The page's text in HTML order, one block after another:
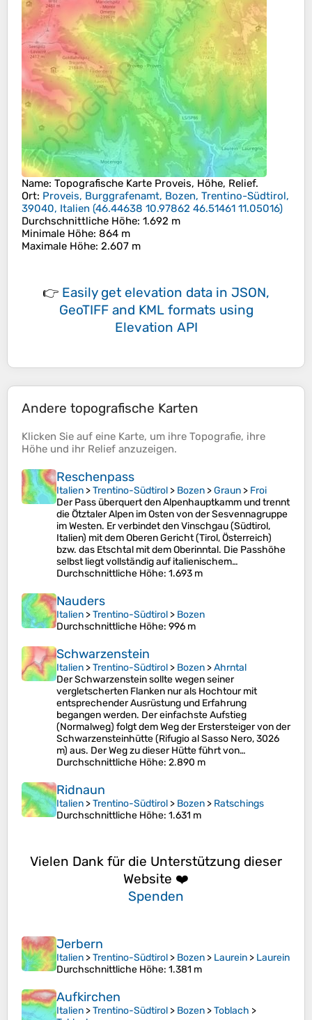
Name: Topografische Karte Proveis, Höhe, Relief.
Ort: Proveis, Burggrafenamt, Bozen, Trentino-Südtirol,
39040, Italien (46.44638 10.97862 46.51461 11.05016)
Durchschnittliche Höhe: 1.692 m
Minimale Höhe: 864 m
Maximale Höhe: 2.607 m
👉 Easily get elevation data in JSON,
GeoTIFF and KML formats using
Elevation API
Andere topografische Karten
Klicken Sie auf eine Karte, um ihre Topografie, ihre
Höhe und ihr Relief anzuzeigen.
Reschenpass
Italien >Trentino-Südtirol > Bozen >Graun > Froi
Der Pass überquert den Alpenhauptkamm und trennt
die Ötztaler Alpen im Osten von der Sesvennagruppe
im Westen. Er verbindet den Vinschgau (Südtirol,
Italien) mit dem Oberen Gericht (Tirol, Österreich)
bzw. das Etschtal mit dem Oberinntal. Die Passhöhe
selbst liegt vollständig auf italienischem…
Durchschnittliche Höhe: 1.693 m
Nauders
Italien >Trentino-Südtirol > Bozen
Durchschnittliche Höhe: 996 m
Schwarzenstein
Italien >Trentino-Südtirol > Bozen >Ahrntal
Der Schwarzenstein sollte wegen seiner
vergletscherten Flanken nur als Hochtour mit
entsprechender Ausrüstung und Erfahrung
begangen werden. Der einfachste Aufstieg
(Normalweg) folgt dem Weg der Erstersteiger von der
Schwarzensteinhütte (Rifugio al Sasso Nero, 3026
m) aus. Der Weg zu dieser Hütte führt von…
Durchschnittliche Höhe: 2.890 m
Ridnaun
Italien >Trentino-Südtirol > Bozen > Ratschings
Durchschnittliche Höhe: 1.631 m
Vielen Dank für die Unterstützung dieser
Website ❤️
Spenden
Jerbern
Italien >Trentino-Südtirol > Bozen > Laurein > Laurein
Durchschnittliche Höhe: 1.381 m
Aufkirchen
Italien >Trentino-Südtirol > Bozen >Toblach >